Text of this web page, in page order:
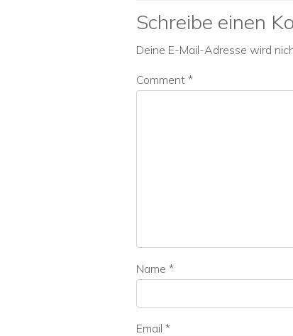
Schreibe einen
Deine E-Mail-Adresse wird
Comment *
Name *
Email *